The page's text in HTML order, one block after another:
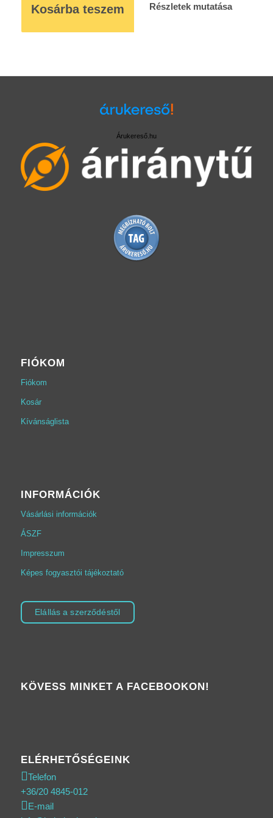
Kosárba teszem Részletek mutatása
Árukereső.hu
FIÓKOM
Fiókom
Kosár
Kívánságlista
INFORMÁCIÓK
Vásárlási információk
ÁSZF
Impresszum
Képes fogyasztói tájékoztató
Elállás a szerződéstől
KÖVESS MINKET A FACEBOOKON!
ELÉRHETŐSÉGEINK
Telefon
+36/20 4845-012
E-mail